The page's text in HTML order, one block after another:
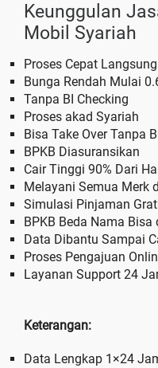
Keunggulan
Mobil Syariah
Proses Cepat
Bunga Rendah Mulai
Tanpa BI Checking
Proses akad Syariah
Bisa Take Over Tanpa
BPKB Diasuransikan
Cair Tinggi 90% Dari
Melayani Semua Merk
Simulasi Pinjaman
BPKB Beda Nama Bisa
Data Dibantu Sampai
Proses Pengajuan
Layanan Support 24
Keterangan:
Data Lengkap 1×24